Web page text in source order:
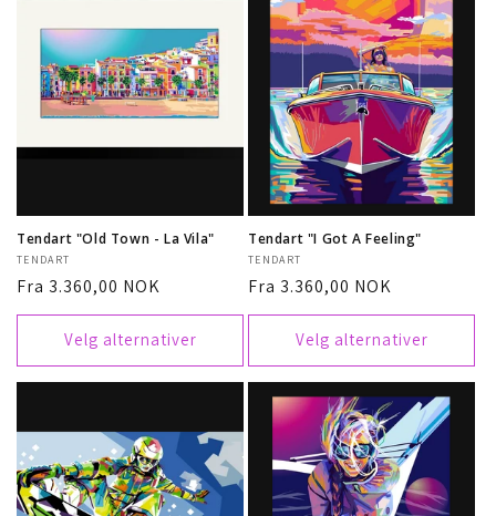
Tendart "Old Town - La Vila"
Selger:
TENDART
Vanlig
pris
Fra 3.360,00 NOK
Velg alternativer
Tendart "I Got A Feeling"
Selger:
TENDART
Vanlig
pris
Fra 3.360,00 NOK
Velg alternativer